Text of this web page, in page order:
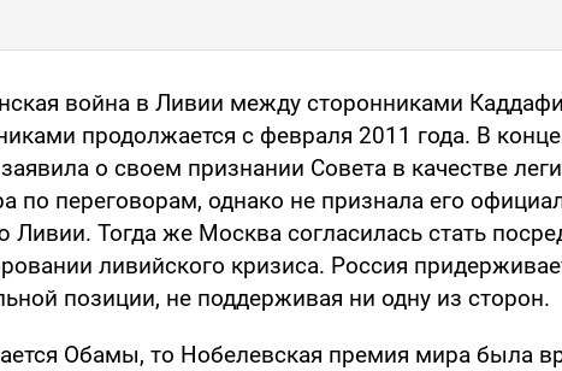
война в Ливии между сторонниками
продолжается с февраля 2011 года. В
о своем признании Совета в качестве
по переговорам, однако не признала его
Ливии. Тогда же Москва согласилась стать
ливийского кризиса. Россия
позиции, не поддерживая ни одну из сторон.
Обамы, то Нобелевская премия мира была